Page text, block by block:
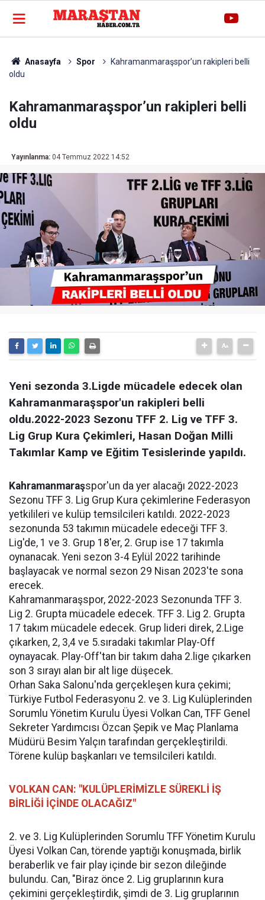
Anasayfa Spor
Kahramanmaraşspor’un rakipleri belli
oldu
Kahramanmaraşspor’un rakipleri belli
oldu
Yayınlanma: 04 Temmuz 2022 14:52
Yeni sezonda 3.Ligde mücadele edecek olan
Kahramanmaraşspor'un rakipleri belli
oldu.2022-2023 Sezonu TFF 2. Lig ve TFF 3.
Lig Grup Kura Çekimleri, Hasan Doğan Milli
Takımlar Kamp ve Eğitim Tesislerinde yapıldı.
Kahramanmaraşspor'un da yer alacağı 2022-2023
Sezonu TFF 3. Lig Grup Kura çekimlerine Federasyon
yetkilileri ve kulüp temsilcileri katıldı. 2022-2023
sezonunda 53 takımın mücadele edeceği TFF 3.
Lig'de, 1 ve 3. Grup 18'er, 2. Grup ise 17 takımla
oynanacak. Yeni sezon 3-4 Eylül 2022 tarihinde
başlayacak ve normal sezon 29 Nisan 2023'te sona
erecek.
Kahramanmaraşspor, 2022-2023 Sezonunda TFF 3.
Lig 2. Grupta mücadele edecek. TFF 3. Lig 2. Grupta
17 takım mücadele edecek. Grup lideri direk, 2.Lige
çıkarken, 2, 3,4 ve 5.sıradaki takımlar Play-Off
oynayacak. Play-Off'tan bir takım daha 2.lige çıkarken
son 3 sırayı alan bir alt lige düşecek.
Orhan Saka Salonu'nda gerçekleşen kura çekimi;
Türkiye Futbol Federasyonu 2. ve 3. Lig Kulüplerinden
Sorumlu Yönetim Kurulu Üyesi Volkan Can, TFF Genel
Sekreter Yardımcısı Özcan Şepik ve Maç Planlama
Müdürü Besim Yalçın tarafından gerçekleştirildi.
Törene kulüp başkanları ve temsilcileri katıldı.
VOLKAN CAN: "KULÜPLERİMİZLE SÜREKLİ İŞ
BİRLİĞİ İÇİNDE OLACAĞIZ"
2. ve 3. Lig Kulüplerinden Sorumlu TFF Yönetim Kurulu
Üyesi Volkan Can, törende yaptığı konuşmada, birlik
beraberlik ve fair play içinde bir sezon dileğinde
bulundu. Can, "Biraz önce 2. Lig gruplarının kura
çekimini gerçekleştirdik, şimdi de 3. Lig gruplarının